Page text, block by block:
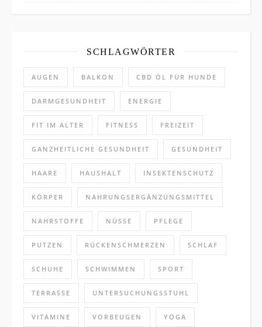
SCHLAGWÖRTER
AUGEN BALKON CBD ÖL FÜR HUNDE
DARMGESUNDHEIT ENERGIE
FIT IM ALTER FITNESS FREIZEIT
GANZHEITLICHE GESUNDHEIT GESUNDHEIT
HAARE HAUSHALT INSEKTENSCHUTZ
KÖRPER NAHRUNGSERGÄNZUNGSMITTEL
NÄHRSTOFFE NÜSSE PFLEGE
PUTZEN RÜCKENSCHMERZEN SCHLAF
SCHUHE SCHWIMMEN SPORT
TERRASSE UNTERSUCHUNGSSTUHL
VITAMINE VORBEUGEN YOGA